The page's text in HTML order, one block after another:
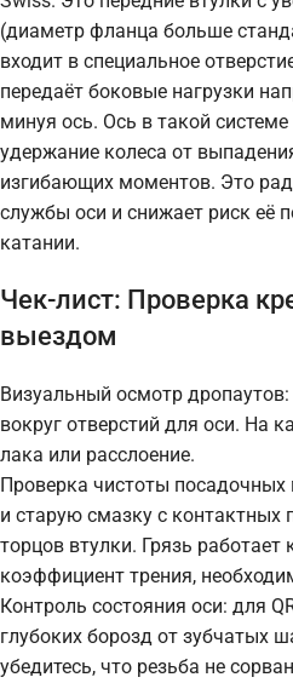
(диаметр фланца больше
входит в специальное
передаёт боковые нагрузки
минуя ось. Ось в такой
удержание колеса от
изгибающих моментов. Это
службы оси и снижает риск её
катании.
Чек-лист: Проверка
выездом
Визуальный осмотр
вокруг отверстий для оси. На
лака или расслоение.
Проверка чистоты посадочных
и старую смазку с контактных
торцов втулки. Грязь
коэффициент трения,
Контроль состояния оси: для
глубоких борозд от зубчатых
убедитесь, что резьба не